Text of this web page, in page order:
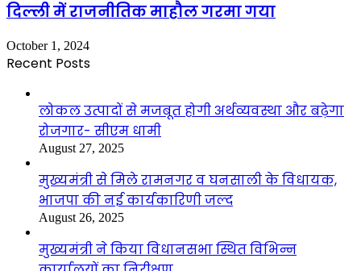
दिल्ली में राजनीतिक माहौल गरमा गया
October 1, 2024
Recent Posts
लोकल उत्पादों से मजबूत होगी अर्थव्यवस्था और बढ़ेगा
रोजगार- सीएम धामी
August 27, 2025
मुख्यमंत्री से मिले रामनगर व घनसाली के विधायक,
भाजपा की नई कार्यकारिणी जल्द
August 26, 2025
मुख्यमंत्री ने किया विधानसभा स्थित विभिन्न